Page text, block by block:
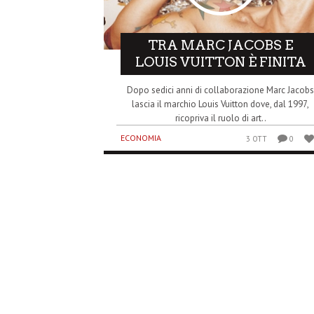
TRA MARC JACOBS E
LOUIS VUITTON È FINITA
Dopo sedici anni di collaborazione Marc Jacobs
lascia il marchio Louis Vuitton dove, dal 1997,
ricopriva il ruolo di art..
ECONOMIA 3 OTT 0